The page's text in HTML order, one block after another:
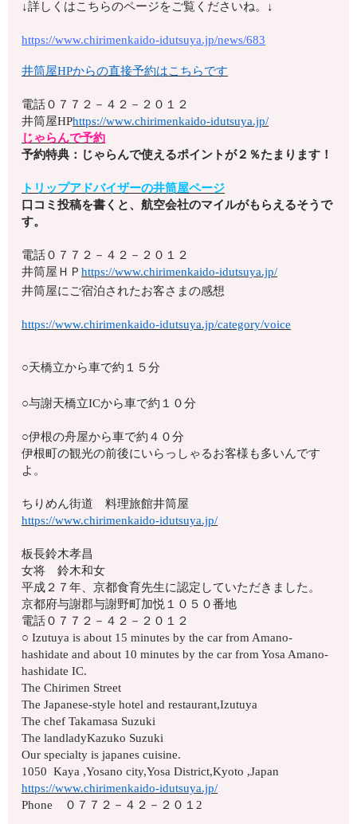
↓詳しくはこちらのページをご覧くださいね。↓
https://www.chirimenkaido-idutsuya.jp/news/683
井筒屋HPからの直接予約はこちらです
電話０７７２－４２－２０１２
井筒屋HPhttps://www.chirimenkaido-idutsuya.jp/
じゃらんで予約
予約特典：じゃらんで使えるポイントが２％たまります！
トリップアドバイザーの井筒屋ページ
口コミ投稿を書くと、航空会社のマイルがもらえるそうで
す。
電話０７７２－４２－２０１２
井筒屋ＨＰhttps://www.chirimenkaido-idutsuya.jp/
井筒屋にご宿泊されたお客さまの感想
https://www.chirimenkaido-idutsuya.jp/category/voice
○天橋立から車で約１５分
○与謝天橋立ICから車で約１０分
○伊根の舟屋から車で約４０分
伊根町の観光の前後にいらっしゃるお客様も多いんです
よ。
ちりめん街道 料理旅館井筒屋
https://www.chirimenkaido-idutsuya.jp/
板長鈴木孝昌
女将 鈴木和女
平成２７年、京都食育先生に認定していただきました。
京都府与謝郡与謝野町加悦１０５０番地
電話０７７２－４２－２０１２
○ Izutuya is about 15 minutes by the car from Amano-
hashidate and about 10 minutes by the car from Yosa Amano-
hashidate IC.
The Chirimen Street
The Japanese-style hotel and restaurant,Izutuya
The chef Takamasa Suzuki
The landladyKazuko Suzuki
Our specialty is japanes cuisine.
1050 Kaya ,Yosano city,Yosa District,Kyoto ,Japan
https://www.chirimenkaido-idutsuya.jp/
Phone ０７７２－４２－２０１2